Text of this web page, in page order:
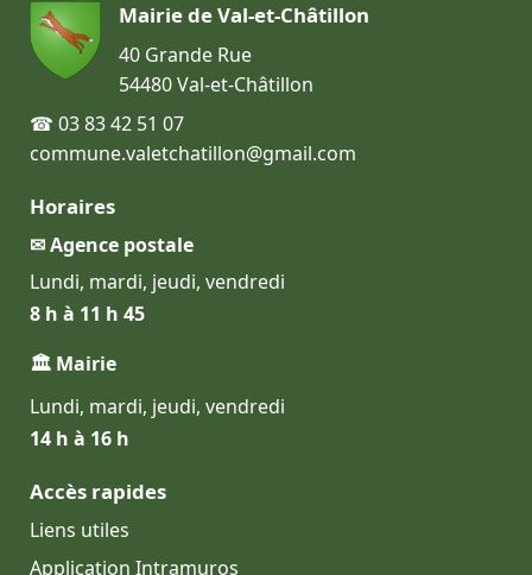
Mairie de Val-et-Châtillon
40 Grande Rue
54480 Val-et-Châtillon
☎ 03 83 42 51 07
commune.valetchatillon@gmail.com
Horaires
✉ Agence postale
Lundi, mardi, jeudi, vendredi
8 h à 11 h 45
🏛 Mairie
Lundi, mardi, jeudi, vendredi
14 h à 16 h
Accès rapides
Liens utiles
Application Intramuros